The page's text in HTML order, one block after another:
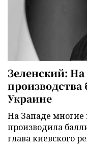
Зеленский: На
производства
Украине
На Западе многие
производила
глава киевского